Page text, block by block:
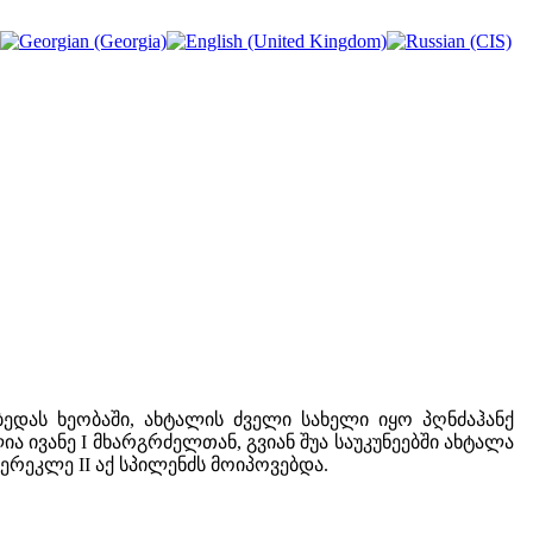
ხეობაში, ახტალის ძველი სახელი იყო პღნძაჰანქ
ივანე I მხარგრძელთან, გვიან შუა საუკუნეებში ახტალა
II აქ სპილენძს მოიპოვებდა.